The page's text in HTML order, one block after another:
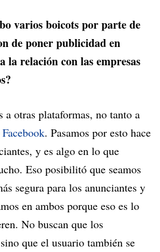
varios boicots por parte de
de poner publicidad en
la relación con las empresas
a otras plataformas, no tanto a
Facebook. Pasamos por esto hace
y es algo en lo que
Eso posibilitó que seamos
segura para los anunciantes y
en ambos porque eso es lo
No buscan que los
que el usuario también se